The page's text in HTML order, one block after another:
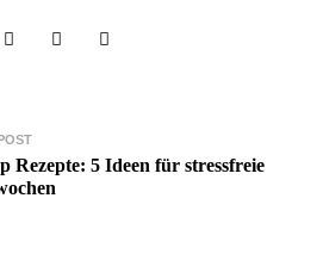
Rezepte: 5 Ideen für stressfreie